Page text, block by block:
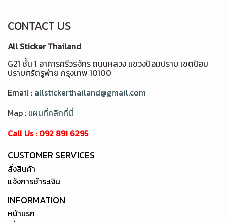
CONTACT US
All Sticker Thailand
G21 ชั้น 1 อาคารศรีวรจักร ถนนหลวง แขวงป้อมปราบ เขตป้อม
ปราบศรัตรูพ่าย กรุงเทพ 10100
Email : allstickerthailand@gmail.com
Map : แผนที่คลิกที่นี่
Call Us : 092 891 6295
CUSTOMER SERVICES
สั่งสินค้า
แจ้งการชำระเงิน
INFORMATION
หน้าแรก